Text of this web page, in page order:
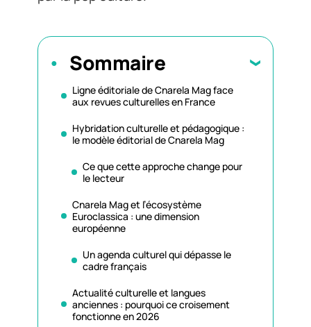
Sommaire
Ligne éditoriale de Cnarela Mag face
aux revues culturelles en France
Hybridation culturelle et pédagogique :
le modèle éditorial de Cnarela Mag
Ce que cette approche change pour
le lecteur
Cnarela Mag et l’écosystème
Euroclassica : une dimension
européenne
Un agenda culturel qui dépasse le
cadre français
Actualité culturelle et langues
anciennes : pourquoi ce croisement
fonctionne en 2026